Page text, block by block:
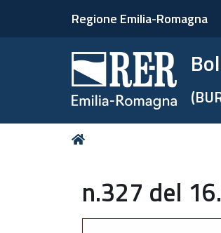
Regione Emilia-Romagna
Tu
n.327 del